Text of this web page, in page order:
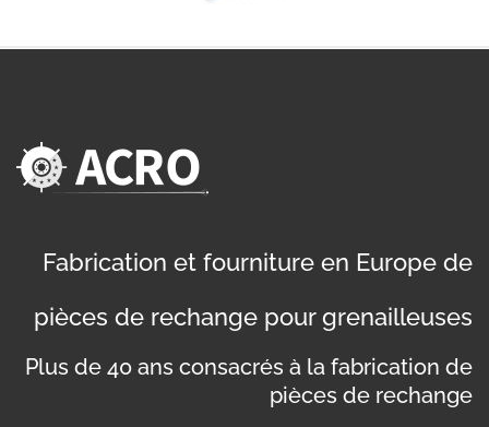
Fabrication et fourniture en Europe de
pièces de rechange pour grenailleuses
Plus de 40 ans consacrés à la fabrication de
pièces de rechange